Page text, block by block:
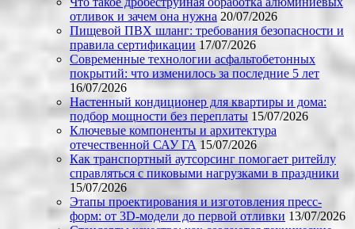
отливок и зачем она нужна 20/07/2026
Пищевой ПВХ шланг: требования безопасности и
правила сертификации 17/07/2026
Современные технологии асфальтобетонных
покрытий: что изменилось за последние 5 лет
16/07/2026
Настенный кондиционер для квартиры и дома:
подбор мощности без переплаты 15/07/2026
Ключевые компоненты и архитектура
отечественной САУ ГА 15/07/2026
Как транспортный аутсорсинг помогает ритейлу
справляться с пиковыми нагрузками в праздники
15/07/2026
Этапы проектирования и изготовления пресс-
форм: от 3D-модели до первой отливки 13/07/2026